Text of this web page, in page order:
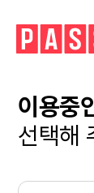
이용중
선택해